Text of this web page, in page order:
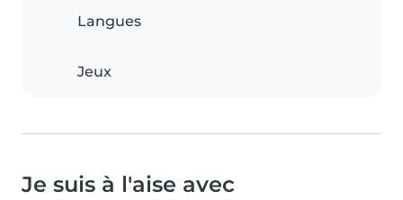
Langues
Jeux
Je suis à l'aise avec